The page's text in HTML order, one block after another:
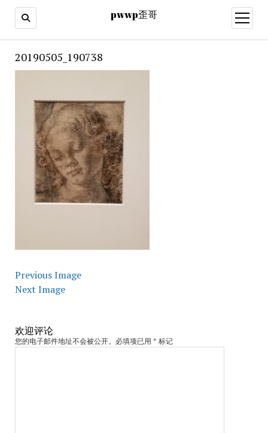
pwwp歪哥
open
menu
20190505_190738
Previous Image
Next Image
欢迎评论
您的电子邮件地址不会被公开。必填项已用 * 标记